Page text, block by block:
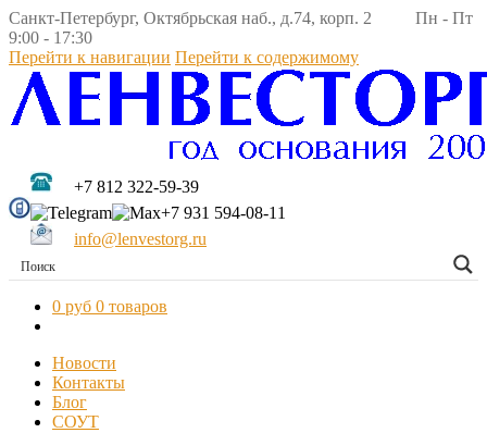
Санкт-Петербург, Октябрьская наб., д.74, корп. 2 Пн - Пт
9:00 - 17:30
Перейти к навигации Перейти к содержимому
+7 812 322-59-39
+7 931 594-08-11
info@lenvestorg.ru
0 руб 0 товаров
Новости
Контакты
Блог
СОУТ